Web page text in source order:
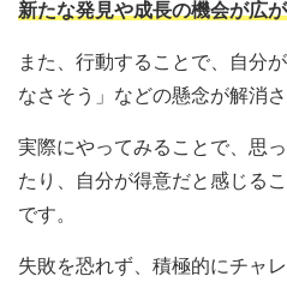
新たな発見や成長の機会が広
また、行動することで、自分
なさそう」などの懸念が解消
実際にやってみることで、思
たり、自分が得意だと感じる
です。
失敗を恐れず、積極的にチャ